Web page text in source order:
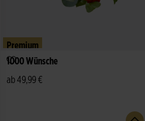
Premium
1000 Wünsche
ab 49,99 €